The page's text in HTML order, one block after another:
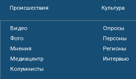
Происшествия
Культура
Видео
Опросы
Фото
Персоны
Мнения
Регионы
Медиацентр
Интервью
Колумнисты